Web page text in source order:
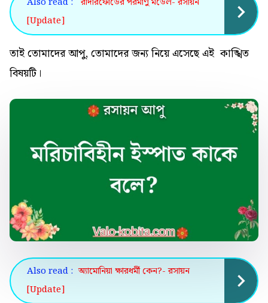
[Update]
তাই তোমাদের আপু, তোমাদের জন্য নিয়ে এসেছে এই কাঙ্খিত
বিষয়টি।
Also read : অ্যামোনিয়া ক্ষারধর্মী কেন?- রসায়ন
[Update]